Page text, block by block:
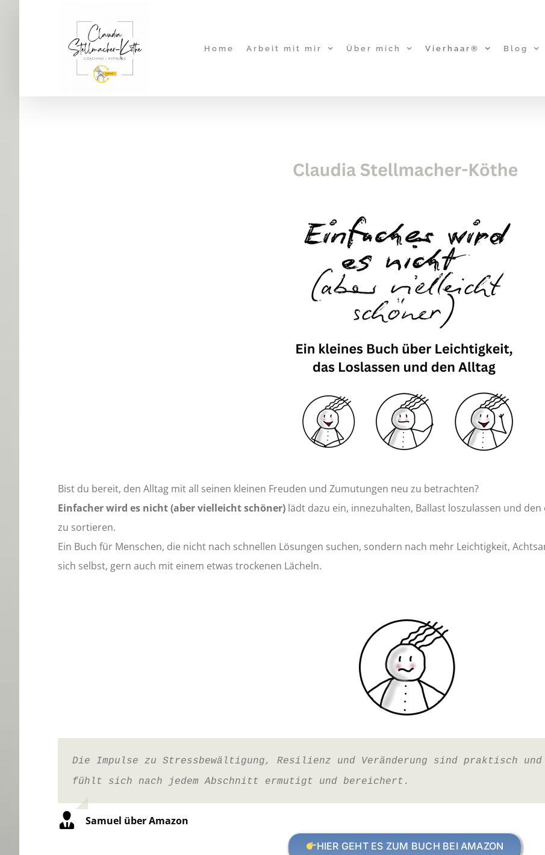
Home Arbeit mit mir Über mich Vierhaar® Blog
Bist du bereit, den Alltag mit all seinen kleinen Freuden und Zumutungen neu zu betrachten?
Einfacher wird es nicht (aber vielleicht schöner)lädt dazu ein, innezuhalten, Ballast loszulassen und
zu sortieren.
Ein Buch für Menschen, die nicht nach schnellen Lösungen suchen, sondern nach mehr Leichtigkeit,
sich selbst, gern auch mit einem etwas trockenen Lächeln.
Die Impulse zu Stressbewältigung, Resilienz und Veränderung sind praktisch
fühlt sich nach jedem Abschnitt ermutigt und bereichert.
Samuel über Amazon
HIER GEHT ES ZUM BUCH BEI AMAZON